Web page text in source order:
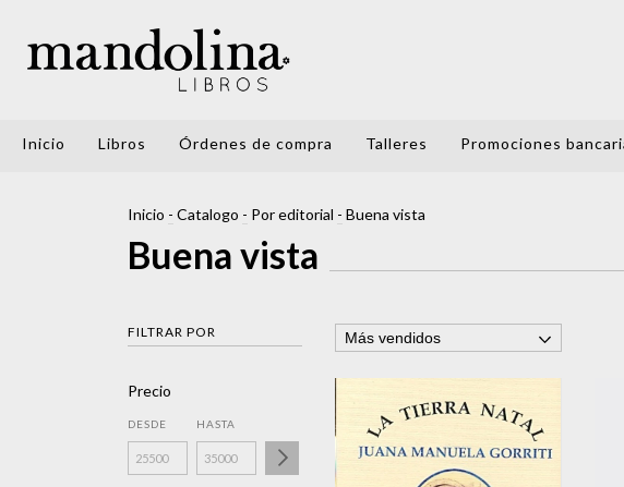
Inicio Libros Órdenes de compra Talleres Promociones
Inicio - Catalogo - Por editorial - Buena vista
Buena vista
FILTRAR POR
Precio
DESDE HASTA